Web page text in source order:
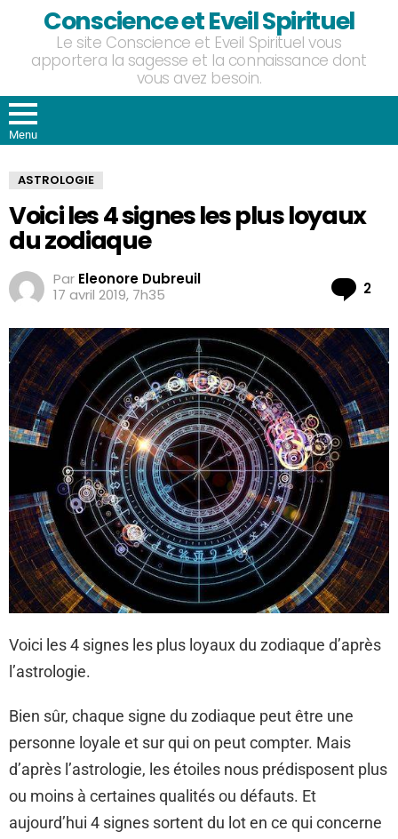
Conscience et Eveil Spirituel
Le site Conscience et Eveil Spirituel vous
apportera la sagesse et la connaissance dont
vous avez besoin.
Menu
ASTROLOGIE
Voici les 4 signes les plus loyaux
du zodiaque
Par Eleonore Dubreuil
17 avril 2019, 7h35
2
Voici les 4 signes les plus loyaux du zodiaque d’après
l’astrologie.
Bien sûr, chaque signe du zodiaque peut être une
personne loyale et sur qui on peut compter. Mais
d’après l’astrologie, les étoiles nous prédisposent plus
ou moins à certaines qualités ou défauts. Et
aujourd’hui 4 signes sortent du lot en ce qui concerne